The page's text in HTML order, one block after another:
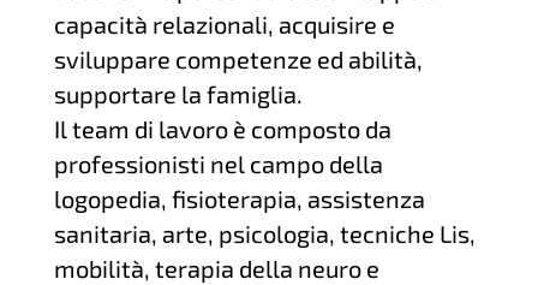
capacità relazionali, acquisire e
sviluppare competenze ed abilità,
supportare la famiglia.
Il team di lavoro è composto da
professionisti nel campo della
logopedia, fisioterapia, assistenza
sanitaria, arte, psicologia, tecniche Lis,
mobilità, terapia della neuro e